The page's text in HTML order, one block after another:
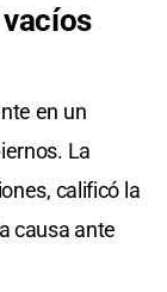
en un
La
calificó la
causa ante